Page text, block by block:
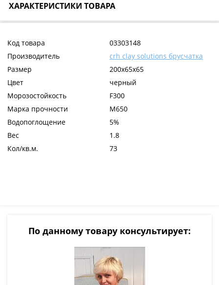
ХАРАКТЕРИСТИКИ ТОВАРА
Код товара
03303148
Производитель
crh clay solutions брусчатка
Размер
200x65x65
Цвет
черный
Морозостойкость
F300
Марка прочности
М650
Водопоглощение
5%
Вес
1.8
Кол/кв.м.
73
По данному товару консультирует: